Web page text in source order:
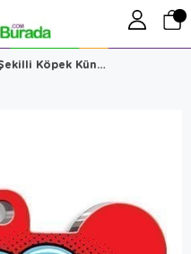
Dalis Hello Kemik Şekilli Köpek Künyesi 5 Cm